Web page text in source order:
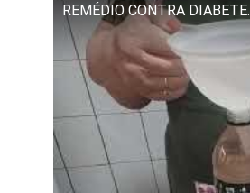
REMÉDIO CONTRA DIABETE.